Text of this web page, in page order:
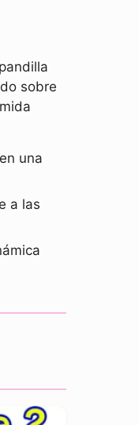
sobre
una
a las